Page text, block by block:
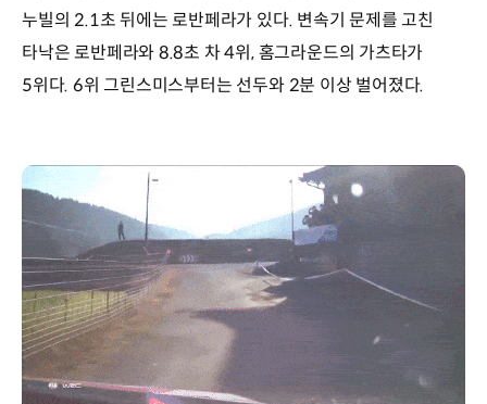
누빌의 2.1초 뒤에는 로반페라가 있다. 변속기 문제를 고친
타낙은 로반페라와 8.8초 차 4위, 홈그라운드의 가츠타가
5위다. 6위 그린스미스부터는 선두와 2분 이상 벌어졌다.